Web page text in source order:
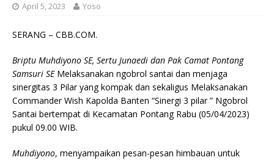
April 5, 2023 Yoso
SERANG – CBB.COM.
Briptu Muhdiyono SE, Sertu Junaedi dan Pak Camat Pontang
Samsuri SEMelaksanakan ngobrol santai dan menjaga
sinergitas 3 Pilar yang kompak dan sekaligus Melaksanakan
Commander Wish Kapolda Banten “Sinergi 3 pilar ” Ngobrol
Santai bertempat di Kecamatan Pontang Rabu (05/04/2023)
pukul 09.00 WIB.
Muhdiyono, menyampaikan pesan-pesan himbauan untuk